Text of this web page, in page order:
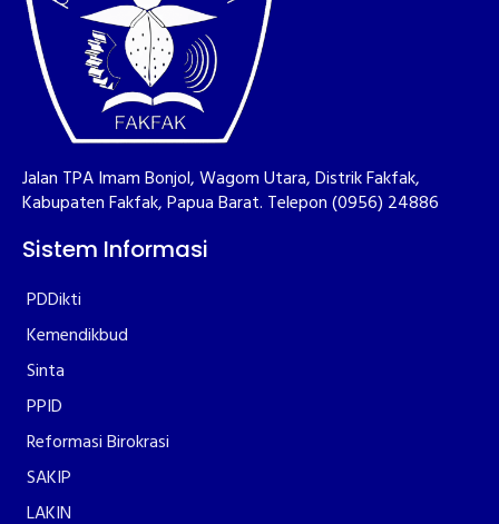
Jalan TPA Imam Bonjol, Wagom Utara, Distrik Fakfak,
Kabupaten Fakfak, Papua Barat. Telepon (0956) 24886
Sistem Informasi
PDDikti
Kemendikbud
Sinta
PPID
Reformasi Birokrasi
SAKIP
LAKIN